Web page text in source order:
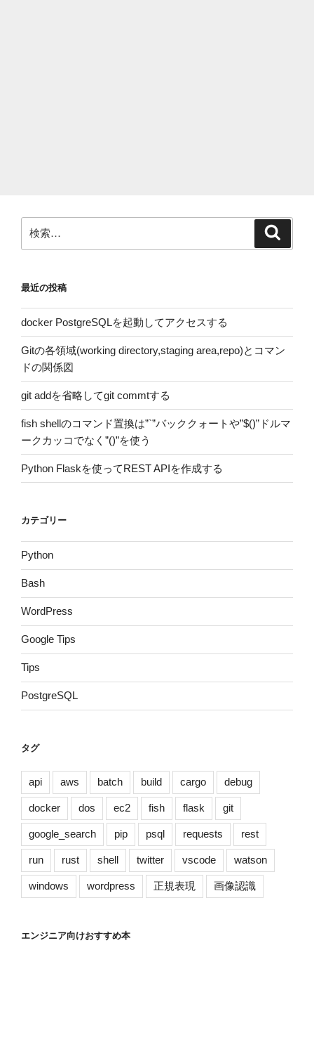
索:
最近の投稿
docker PostgreSQLを起動してアクセスする
Gitの各領域(working directory,staging area,repo)とコマン
ドの関係図
git addを省略してgit commtする
fish shellのコマンド置換は”`”バッククォートや”$()”ドルマ
ークカッコでなく”()”を使う
Python Flaskを使ってREST APIを作成する
カテゴリー
Python
Bash
WordPress
Google Tips
Tips
PostgreSQL
タグ
api aws batch build cargo debug
docker dos ec2 fish flask git
google_search pip psql requests rest
run rust shell twitter vscode watson
windows wordpress 正規表現 画像認識
エンジニア向けおすすめ本